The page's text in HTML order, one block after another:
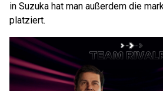
in Suzuka hat man außerdem die
platziert.